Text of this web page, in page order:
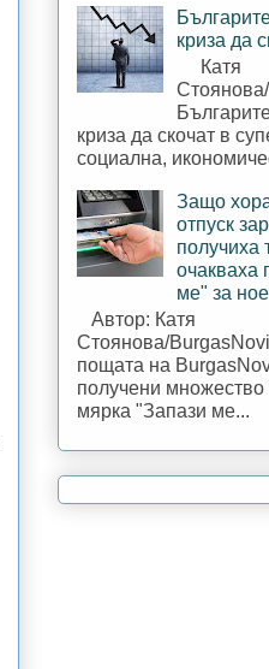
криза да
Катя
криза да скочат в
социална,
Защо
отпуск
получиха
очакваха
ме" за
Автор: Катя
Стоянова/
пощата на
получени множество
мярка "Запази ме...